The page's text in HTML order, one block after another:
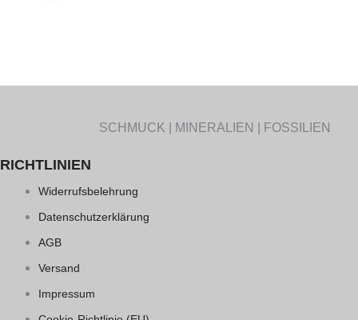
SCHMUCK | MINERALIEN | FOSSILIEN
RICHTLINIEN
Widerrufsbelehrung
Datenschutzerklärung
AGB
Versand
Impressum